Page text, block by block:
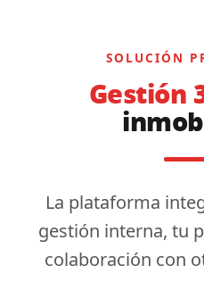
SOLUCIÓN
Gestión
La plataforma
gestión interna, tu
colaboración con